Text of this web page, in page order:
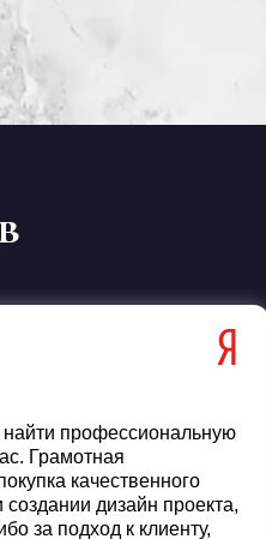
найти профессиональную
Грамотная
качественного
дизайн проекта,
за подход к клиенту,